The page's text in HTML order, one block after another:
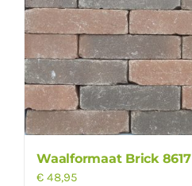
Waalformaat Brick 8617
€ 48,95